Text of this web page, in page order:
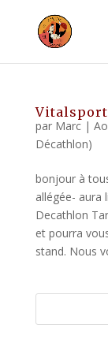
Vitalsport
par Marc|
Décathlon)
bonjour à
allégée- aura
Decathlon
et pourra
stand. Nous